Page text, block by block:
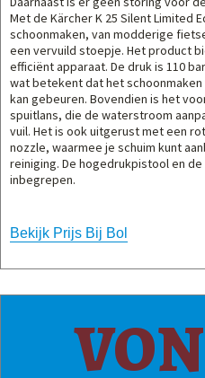
Met de Kärcher K 25 Silent Limited
schoonmaken, van modderige
een vervuild stoepje. Het product
efficiënt apparaat. De druk is 110
wat betekent dat het
kan gebeuren. Bovendien is het
spuitlans, die de waterstroom
vuil. Het is ook uitgerust met een
nozzle, waarmee je schuim kunt
reiniging. De hogedrukpistool en
inbegrepen.
Bekijk Prijs Bij Bol